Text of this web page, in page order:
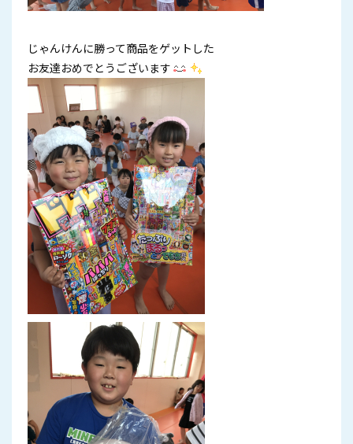
じゃんけんに勝って商品をゲットした
お友達おめでとうございます